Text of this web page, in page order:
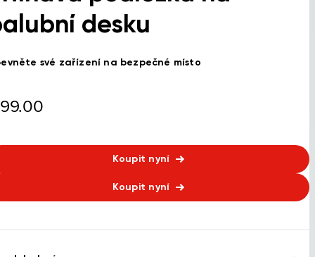
desku
své zařízení na bezpečné místo
Koupit nyní
Koupit nyní